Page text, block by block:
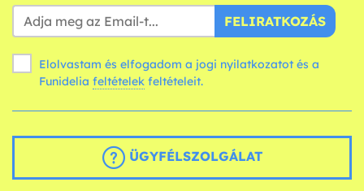
FELIRATKOZÁS
Elolvastam és elfogadom a jogi nyilatkozatot és a
Funidelia feltételek feltételeit.
ÜGYFÉLSZOLGÁLAT